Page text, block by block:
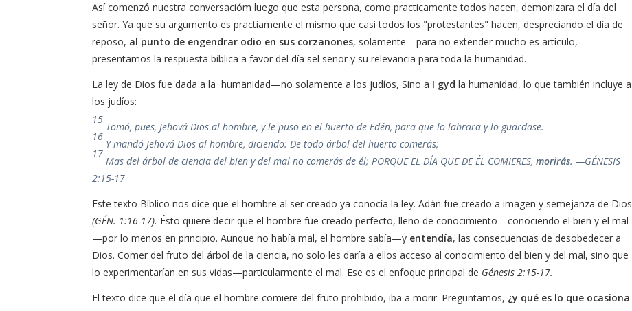
Así comenzó nuestra conversacióm luego que esta persona, como practicamente todos hacen, demonizara el día del
señor. Ya que su argumento es practiamente el mismo que casi todos los "protestantes" hacen, despreciando el día de
reposo, al punto de engendrar odio en sus corzanones, solamente—para no extender mucho es artículo,
presentamos la respuesta bíblica a favor del día sel señor y su relevancia para toda la humanidad.
La ley de Dios fue dada a la humanidad—no solamente a los judíos, Sino a I gyd la humanidad, lo que también incluye a
los judíos:
15
Tomó, pues, Jehová Dios al hombre, y le puso en el huerto de Edén, para que lo labrara y lo guardase.
16
Y mandó Jehová Dios al hombre, diciendo: De todo árbol del huerto comerás;
17
Mas del árbol de ciencia del bien y del mal no comerás de él; PORQUE EL DÍA QUE DE ÉL COMIERES,morirás. —GÉNESIS
2:15-17
Este texto Bíblico nos dice que el hombre al ser creado ya conocía la ley. Adán fue creado a imagen y semejanza de Dios
(GÉN. 1:16-17). Ésto quiere decir que el hombre fue creado perfecto, lleno de conocimiento—conociendo el bien y el mal
—por lo menos en principio. Aunque no había mal, el hombre sabía—y entendía, las consecuencias de desobedecer a
Dios. Comer del fruto del árbol de la ciencia, no solo les daría a ellos acceso al conocimiento del bien y del mal, sino que
lo experimentarían en sus vidas—particularmente el mal. Ese es el enfoque principal de Génesis 2:15-17.
El texto dice que el día que el hombre comiere del fruto prohibido, iba a morir. Preguntamos, ¿y qué es lo que ocasiona